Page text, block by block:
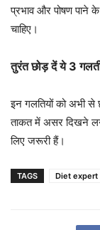
प्रभाव और पोषण पाने
चाहिए।
तुरंत छोड़ दें ये 3
इन गलतियों को अभी
ताकत में असर दिखने
लिए जरूरी हैं।
TAGS Diet expert